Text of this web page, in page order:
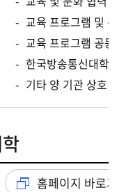
교육 프로그램 및 콘
교육 프로그램 공동
한국방송통신대학교
기타 양 기관 상호
홈페이지 바로가